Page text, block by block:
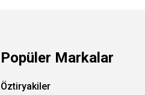
Popüler Markalar
Öztiryakiler